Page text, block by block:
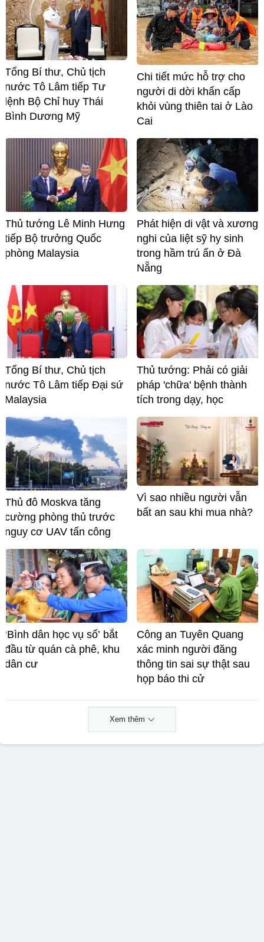
Tổng Bí thư, Chủ tịch
nước Tô Lâm tiếp Tư
lệnh Bộ Chỉ huy Thái
Bình Dương Mỹ
Chi tiết mức hỗ trợ cho
người di dời khẩn cấp
khỏi vùng thiên tai ở Lào
Cai
Thủ tướng Lê Minh Hưng
tiếp Bộ trưởng Quốc
phòng Malaysia
Phát hiện di vật và xương
nghi của liệt sỹ hy sinh
trong hầm trú ẩn ở Đà
Nẵng
Tổng Bí thư, Chủ tịch
nước Tô Lâm tiếp Đại sứ
Malaysia
Thủ tướng: Phải có giải
pháp 'chữa' bệnh thành
tích trong dạy, học
Thủ đô Moskva tăng
cường phòng thủ trước
nguy cơ UAV tấn công
Vì sao nhiều người vẫn
bất an sau khi mua nhà?
‘Bình dân học vụ số’ bắt
đầu từ quán cà phê, khu
dân cư
Công an Tuyên Quang
xác minh người đăng
thông tin sai sự thật sau
họp báo thi cử
Xem thêm